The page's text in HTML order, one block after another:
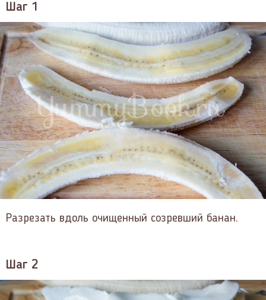
Шаг 1
Разрезать вдоль очищенный созревший банан.
Шаг 2